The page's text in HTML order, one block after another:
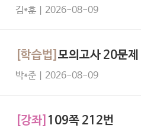
김*훈 | 2026-08-09
[학습법] 모의고사 20문제
박*준 | 2026-08-09
[강좌] 109쪽 212번